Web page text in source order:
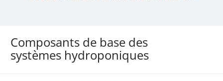
Composants de base des
systèmes hydroponiques